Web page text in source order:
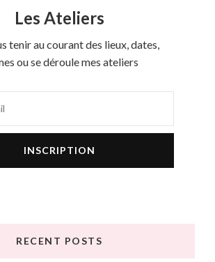
Les Ateliers
tenir au courant des lieux, dates,
ou se déroule mes ateliers
RECENT POSTS